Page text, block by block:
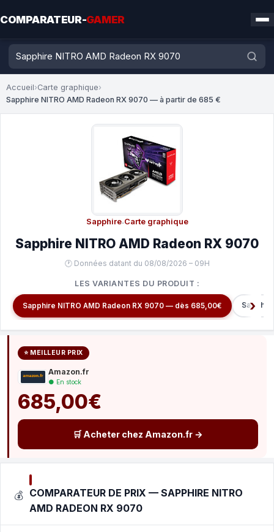
COMPARATEUR-GAMER
Accueil›Carte graphique›
Sapphire NITRO AMD Radeon RX 9070 — à partir de 685 €
Sapphire·Carte graphique
Sapphire NITRO AMD Radeon RX 9070
🕐 Données datant du 08/08/2026 – 09H
LES VARIANTES DU PRODUIT :
Sapphire NITRO AMD Radeon RX 9070 — dès 685,00€
⭐ MEILLEUR PRIX
Amazon.fr
● En stock
685,00€
🛒 Acheter chez Amazon.fr →
💰 COMPARATEUR DE PRIX — SAPPHIRE NITRO
AMD RADEON RX 9070